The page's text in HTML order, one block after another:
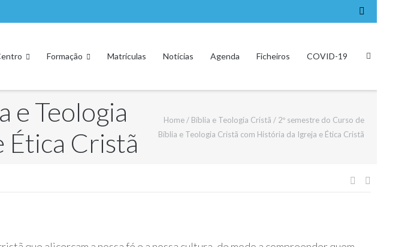
Formação Matrículas Notícias Agenda Ficheiros COVID-19
e Teologia
Ética Cristã
Home / Bíblia e Teologia Cristã / 2º semestre do Curso de
Bíblia e Teologia Cristã com História da Igreja e Ética Cristã
Navegação